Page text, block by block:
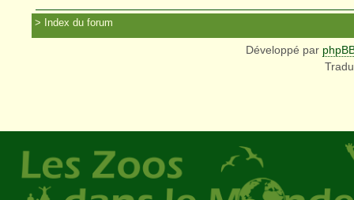
Index du forum
Développé par